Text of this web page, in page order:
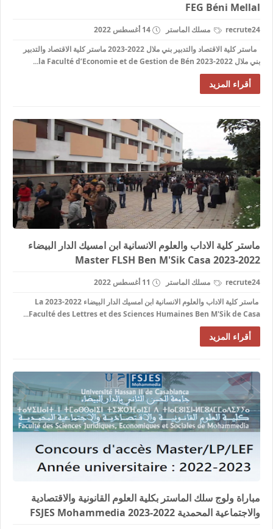
FEG Béni Mellal
recrute24 مسلك الماستر
14 أغسطس 2022
ماستر كلية الاقتصاد والتدبير بني ملال 2022-2023 ماستر كلية الاقتصاد والتدبير
بني ملال 2022-2023 la Faculté d’Economie et de Gestion de Bén...
أقراء المزيد
ماستر كلية الاداب والعلوم الانسانية ابن امسيك الدار البيضاء
2022-2023 Master FLSH Ben M'Sik Casa
recrute24 مسلك الماستر
11 أغسطس 2022
ماستر كلية الاداب والعلوم الانسانية ابن امسيك الدار البيضاء 2022-2023 La
Faculté des Lettres et des Sciences Humaines Ben M'Sik de Casa...
أقراء المزيد
مباراة ولوج سلك الماستر بكلية العلوم القانونية والاقتصادية
والاجتماعية المحمدية 2022-2023 FSJES Mohammedia